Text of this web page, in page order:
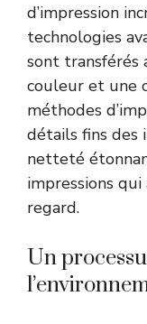
d’impression
technologies
sont transférés
couleur et une
méthodes
détails fins des
netteté
impressions
regard.
Un